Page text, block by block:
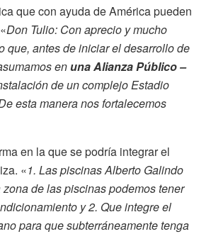
que con ayuda de América pueden
Don Tulio: Con aprecio y mucho
que, antes de iniciar el desarrollo de
enuna Alianza Público –
de un complejo Estadio
esta manera nos fortalecemos
en la que se podría integrar el
«1. Las piscinas Alberto Galindo
de las piscinas podemos tener
y 2. Que integre el
para que subterráneamente tenga